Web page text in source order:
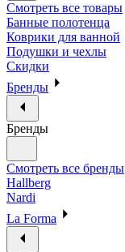
Смотреть все товары
Банные полотенца
Коврики для ванной
Подушки и чехлы
Скидки
Бренды
Бренды
Смотреть все бренды
Hallberg
Nardi
La Forma